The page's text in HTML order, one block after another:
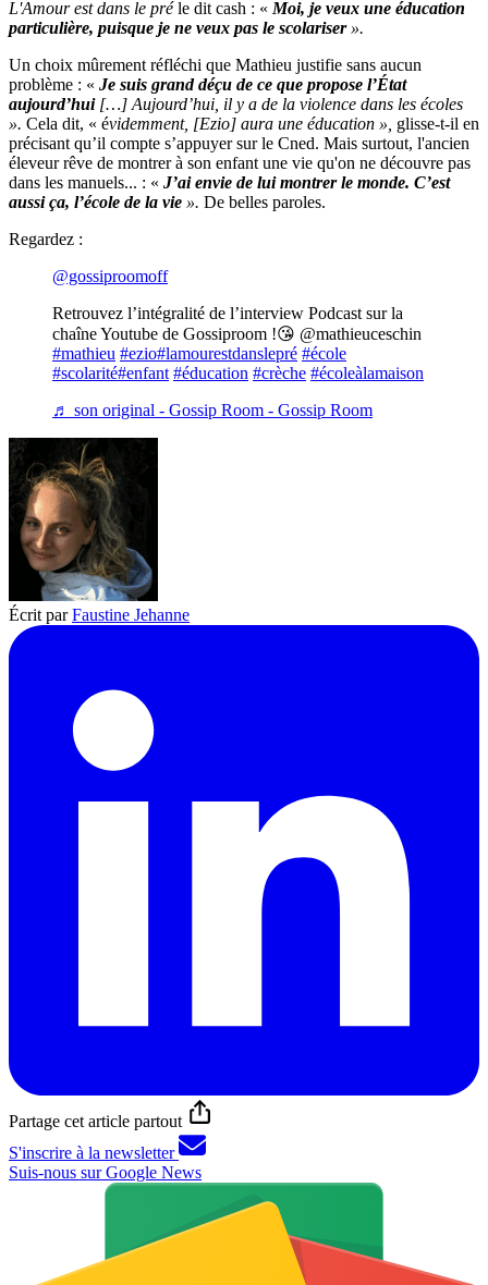
L'Amour est dans le préle dit cash : « Moi, je veux une éducation
particulière, puisque je ne veux pas le scolariser».
Un choix mûrement réfléchi que Mathieu justifie sans aucun
problème : « Je suis grand déçu de ce que propose l’État
aujourd’hui[…] Aujourd’hui, il y a de la violence dans les écoles
». Cela dit, « évidemment, [Ezio] aura une éducation », glisse-t-il en
précisant qu’il compte s’appuyer sur le Cned. Mais surtout, l'ancien
éleveur rêve de montrer à son enfant une vie qu'on ne découvre pas
dans les manuels... : « J’ai envie de lui montrer le monde. C’est
aussi ça, l’école de la vie ». De belles paroles.
Regardez :
@gossiproomoff
Retrouvez l’intégralité de l’interview Podcast sur la
chaîne Youtube de Gossiproom !😘 @mathieuceschin
#mathieu #ezio#lamourestdanslepré #école
#scolarité#enfant #éducation #crèche #écoleàlamaison
♬ son original - Gossip Room - Gossip Room
Écrit parFaustine Jehanne
Partage cet article partout
S'inscrire à la newsletter
Suis-nous sur Google News